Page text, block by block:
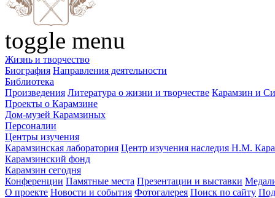
toggle menu
Жизнь и творчество
Биография Направления деятельности
Библиотека
Произведения Литература о жизни и творчестве Карамзин и
Проекты о Карамзине
Дом-музей Карамзиных
Персоналии
Центры изучения
Карамзинская лаборатория Центр изучения наследия Н.М.
Карамзинский фонд
Карамзин сегодня
Конференции Памятные места Презентации и выставки
О проекте Новости и события Фотогалерея Поиск по сайту